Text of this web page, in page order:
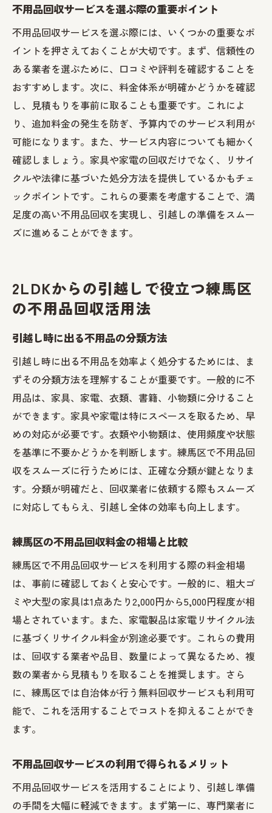
不用品回収サービスを選ぶ際の重要ポイント
不用品回収サービスを選ぶ際には、いくつかの重要なポ
イントを押さえておくことが大切です。まず、信頼性の
ある業者を選ぶために、口コミや評判を確認することを
おすすめします。次に、料金体系が明確かどうかを確認
し、見積もりを事前に取ることも重要です。これによ
り、追加料金の発生を防ぎ、予算内でのサービス利用が
可能になります。また、サービス内容についても細かく
確認しましょう。家具や家電の回収だけでなく、リサイ
クルや法律に基づいた処分方法を提供しているかもチェ
ックポイントです。これらの要素を考慮することで、満
足度の高い不用品回収を実現し、引越しの準備をスムー
ズに進めることができます。
2LDKからの引越しで役立つ練馬区
の不用品回収活用法
引越し時に出る不用品の分類方法
引越し時に出る不用品を効率よく処分するためには、ま
ずその分類方法を理解することが重要です。一般的に不
用品は、家具、家電、衣類、書籍、小物類に分けること
ができます。家具や家電は特にスペースを取るため、早
めの対応が必要です。衣類や小物類は、使用頻度や状態
を基準に不要かどうかを判断します。練馬区で不用品回
収をスムーズに行うためには、正確な分類が鍵となりま
す。分類が明確だと、回収業者に依頼する際もスムーズ
に対応してもらえ、引越し全体の効率も向上します。
練馬区の不用品回収料金の相場と比較
練馬区で不用品回収サービスを利用する際の料金相場
は、事前に確認しておくと安心です。一般的に、粗大ゴ
ミや大型の家具は1点あたり2,000円から5,000円程度が相
場とされています。また、家電製品は家電リサイクル法
に基づくリサイクル料金が別途必要です。これらの費用
は、回収する業者や品目、数量によって異なるため、複
数の業者から見積もりを取ることを推奨します。さら
に、練馬区では自治体が行う無料回収サービスも利用可
能で、これを活用することでコストを抑えることができ
ます。
不用品回収サービスの利用で得られるメリット
不用品回収サービスを活用することにより、引越し準備
の手間を大幅に軽減できます。まず第一に、専門業者に